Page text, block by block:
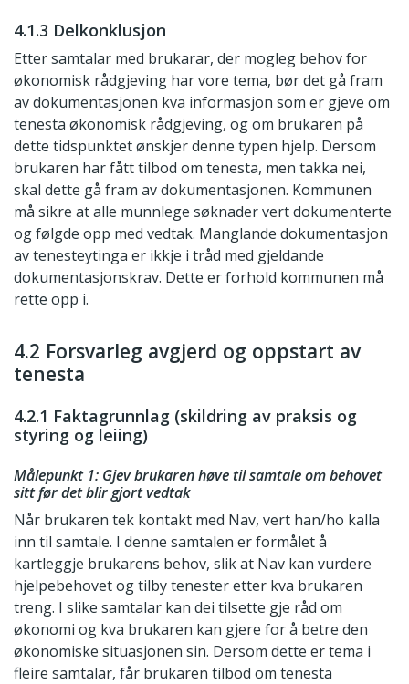
4.1.3 Delkonklusjon
Etter samtalar med brukarar, der mogleg behov for
økonomisk rådgjeving har vore tema, bør det gå fram
av dokumentasjonen kva informasjon som er gjeve om
tenesta økonomisk rådgjeving, og om brukaren på
dette tidspunktet ønskjer denne typen hjelp. Dersom
brukaren har fått tilbod om tenesta, men takka nei,
skal dette gå fram av dokumentasjonen. Kommunen
må sikre at alle munnlege søknader vert dokumenterte
og følgde opp med vedtak. Manglande dokumentasjon
av tenesteytinga er ikkje i tråd med gjeldande
dokumentasjonskrav. Dette er forhold kommunen må
rette opp i.
4.2 Forsvarleg avgjerd og oppstart av
tenesta
4.2.1 Faktagrunnlag (skildring av praksis og
styring og leiing)
Målepunkt 1: Gjev brukaren høve til samtale om behovet
sitt før det blir gjort vedtak
Når brukaren tek kontakt med Nav, vert han/ho kalla
inn til samtale. I denne samtalen er formålet å
kartleggje brukarens behov, slik at Nav kan vurdere
hjelpebehovet og tilby tenester etter kva brukaren
treng. I slike samtalar kan dei tilsette gje råd om
økonomi og kva brukaren kan gjere for å betre den
økonomiske situasjonen sin. Dersom dette er tema i
fleire samtalar, får brukaren tilbod om tenesta